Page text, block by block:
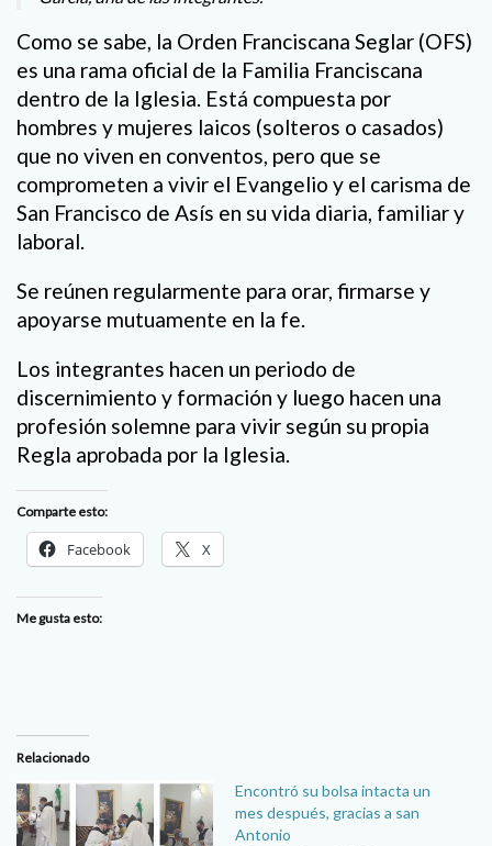
Como se sabe, la Orden Franciscana Seglar (OFS)
es una rama oficial de la Familia Franciscana
dentro de la Iglesia. Está compuesta por
hombres y mujeres laicos (solteros o casados)
que no viven en conventos, pero que se
comprometen a vivir el Evangelio y el carisma de
San Francisco de Asís en su vida diaria, familiar y
laboral.
Se reúnen regularmente para orar, firmarse y
apoyarse mutuamente en la fe.
Los integrantes hacen un periodo de
discernimiento y formación y luego hacen una
profesión solemne para vivir según su propia
Regla aprobada por la Iglesia.
Comparte esto:
Facebook X
Me gusta esto:
Relacionado
Encontró su bolsa intacta un
mes después, gracias a san
Antonio